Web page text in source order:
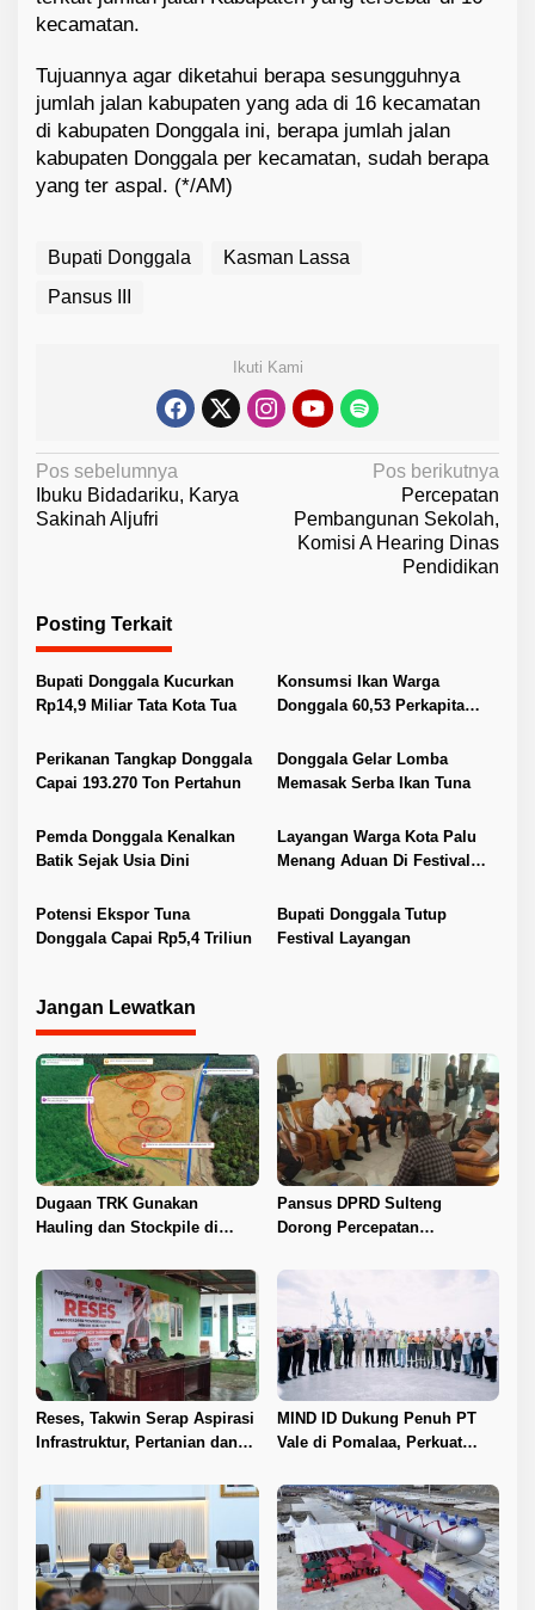
kecamatan.
Tujuannya agar diketahui berapa sesungguhnya
jumlah jalan kabupaten yang ada di 16 kecamatan
di kabupaten Donggala ini, berapa jumlah jalan
kabupaten Donggala per kecamatan, sudah berapa
yang ter aspal. (*/AM)
Bupati Donggala
Kasman Lassa
Pansus III
Ikuti Kami
N
a
g
a
s
i
p
o
Pos sebelumnya
Ibuku Bidadariku, Karya
Sakinah Aljufri
Pos berikutnya
Percepatan
Pembangunan Sekolah,
Komisi A Hearing Dinas
Pendidikan
Posting Terkait
Bupati Donggala Kucurkan
Rp14,9 Miliar Tata Kota Tua
Konsumsi Ikan Warga
Donggala 60,53 Perkapita
Perikanan Tangkap Donggala
Capai 193.270 Ton Pertahun
Donggala Gelar Lomba
Memasak Serba Ikan Tuna
Pemda Donggala Kenalkan
Batik Sejak Usia Dini
Layangan Warga Kota Palu
Menang Aduan Di Festival
Potensi Ekspor Tuna
Donggala Capai Rp5,4 Triliun
Bupati Donggala Tutup
Festival Layangan
Jangan Lewatkan
Dugaan TRK Gunakan
Hauling dan Stockpile di
Antam Buka Peta IUP
Pansus DPRD Sulteng
Dorong Percepatan
Sawit di Toli-Toli
Reses, Takwin Serap Aspirasi
Infrastruktur, Pertanian dan
MIND ID Dukung Penuh PT
Vale di Pomalaa, Perkuat
Hilirisasi Nikel